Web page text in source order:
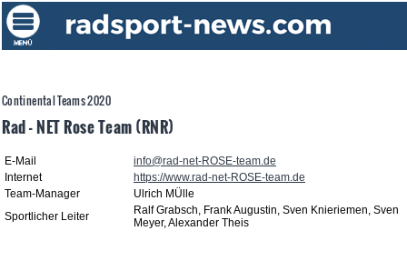
Continental Teams 2020
Rad - NET Rose Team (RNR)
E-Mail
info@rad-net-ROSE-team.de
Internet
https://www.rad-net-ROSE-team.de
Team-Manager
Ulrich MÜlle
Sportlicher Leiter
Ralf Grabsch, Frank Augustin, Sven Knieriemen, Sven
Meyer, Alexander Theis